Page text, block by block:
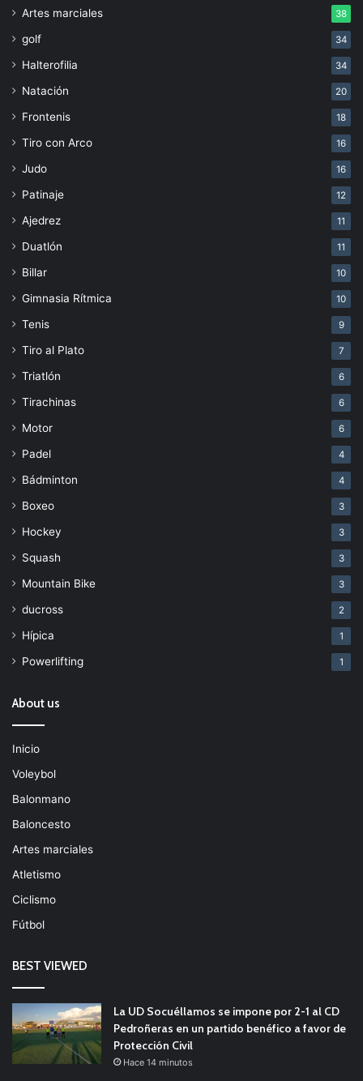
Artes marciales 38
golf 34
Halterofilia 34
Natación 20
Frontenis 18
Tiro con Arco 16
Judo 16
Patinaje 12
Ajedrez 11
Duatlón 11
Billar 10
Gimnasia Rítmica 10
Tenis 9
Tiro al Plato 7
Triatlón 6
Tirachinas 6
Motor 6
Padel 4
Bádminton 4
Boxeo 3
Hockey 3
Squash 3
Mountain Bike 3
ducross 2
Hípica 1
Powerlifting 1
About us
Inicio
Voleybol
Balonmano
Baloncesto
Artes marciales
Atletismo
Ciclismo
Fútbol
BEST VIEWED
La UD Socuéllamos se impone por 2-1 al CD
Pedroñeras en un partido benéfico a favor de
Protección Civil
Hace 14 minutos